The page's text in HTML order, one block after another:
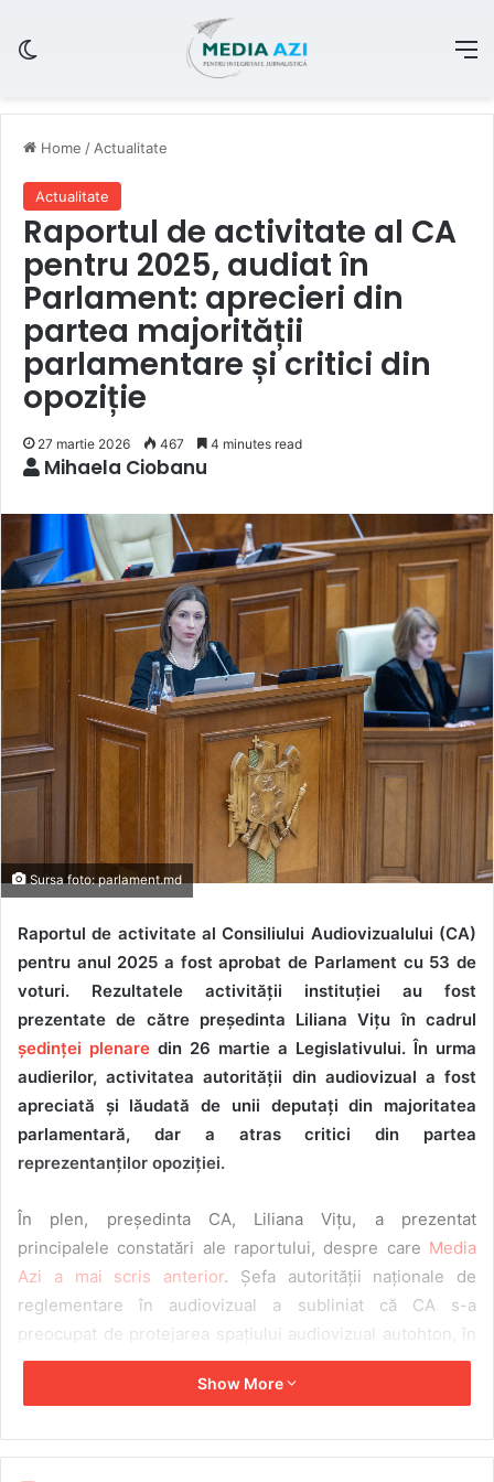
Home / Actualitate
Actualitate
Raportul de activitate al CA
pentru 2025, audiat în
Parlament: aprecieri din
partea majorității
parlamentare și critici din
opoziție
27 martie 2026 467 4 minutes read
Mihaela Ciobanu
Sursa foto: parlament.md
Raportul de activitate al Consiliului Audiovizualului (CA)
pentru anul 2025 a fost aprobat de Parlament cu 53 de
voturi. Rezultatele activității instituției au fost
prezentate de către președinta Liliana Vițu în cadrul
ședinței plenare din 26 martie a Legislativului. În urma
audierilor, activitatea autorității din audiovizual a fost
apreciată și lăudată de unii deputați din majoritatea
parlamentară, dar a atras critici din partea
reprezentanților opoziției.
În plen, președinta CA, Liliana Vițu, a prezentat
principalele constatări ale raportului, despre care Media
Azi a mai scris anterior. Șefa autorității naționale de
reglementare în audiovizual a subliniat că CA s-a
preocupat de protejarea spațiului audiovizual autohton, în
contextul riscurilor generate de operațiuni maligne de
interferență externă, al campaniilor coordonate de
concentrat pe monitorizarea modului în care serviciile
Show More